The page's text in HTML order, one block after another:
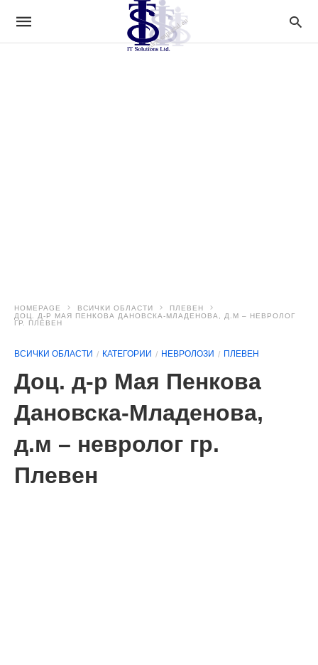
HOMEPAGE ВСИЧКИ ОБЛАСТИ
ПЛЕВЕН
ДОЦ. Д-Р МАЯ ПЕНКОВА ДАНОВСКА-МЛАДЕНОВА, Д.М – НЕВРОЛОГ
ГР. ПЛЕВЕН
ВСИЧКИ ОБЛАСТИ КАТЕГОРИИ НЕВРОЛОЗИ ПЛЕВЕН
Доц. д-р Мая Пенкова
Дановска-Младенова,
д.м – невролог гр.
Плевен